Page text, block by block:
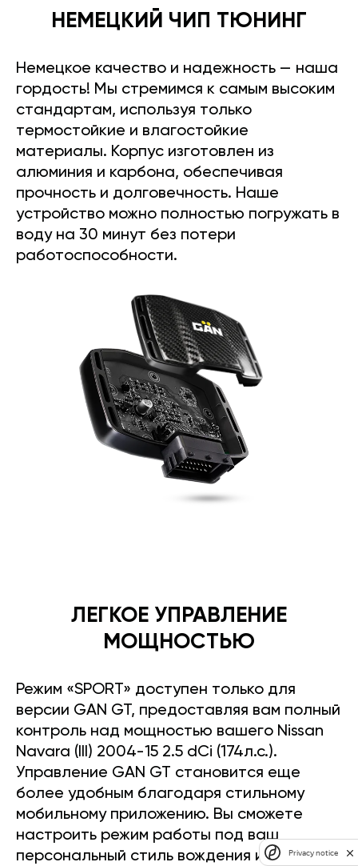
НЕМЕЦКИЙ ЧИП ТЮНИНГ
Немецкое качество и надежность — наша
гордость! Мы стремимся к самым высоким
стандартам, используя только
термостойкие и влагостойкие
материалы. Корпус изготовлен из
алюминия и карбона, обеспечивая
прочность и долговечность. Наше
устройство можно полностью погружать в
воду на 30 минут без потери
работоспособности.
ЛЕГКОЕ УПРАВЛЕНИЕ
МОЩНОСТЬЮ
Режим «SPORT» доступен только для
версии GAN GT, предоставляя вам полный
контроль над мощностью вашего Nissan
Navara (III) 2004-15 2.5 dCi (174л.с.).
Управление GAN GT становится еще
более удобным благодаря стильному
мобильному приложению. Вы сможете
настроить режим работы под ваш
персональный стиль вождения и легкоPrivacy notice